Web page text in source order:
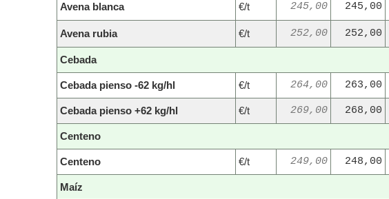
Avena blanca €/t 245,00 245,00
Avena rubia €/t 252,00 252,00
Cebada
Cebada pienso -62 kg/hl €/t 264,00 263,00
Cebada pienso +62 kg/hl €/t 269,00 268,00
Centeno
Centeno €/t 249,00 248,00
Maíz